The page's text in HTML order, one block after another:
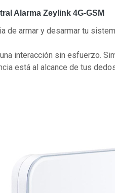
Alarma Zeylink 4G-GSM
de armar y desarmar tu
interacción sin esfuerzo.
está al alcance de tus